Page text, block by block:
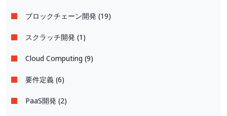
ブロックチェーン開発 (19)
スクラッチ開発 (1)
Cloud Computing (9)
要件定義 (6)
PaaS開発 (2)